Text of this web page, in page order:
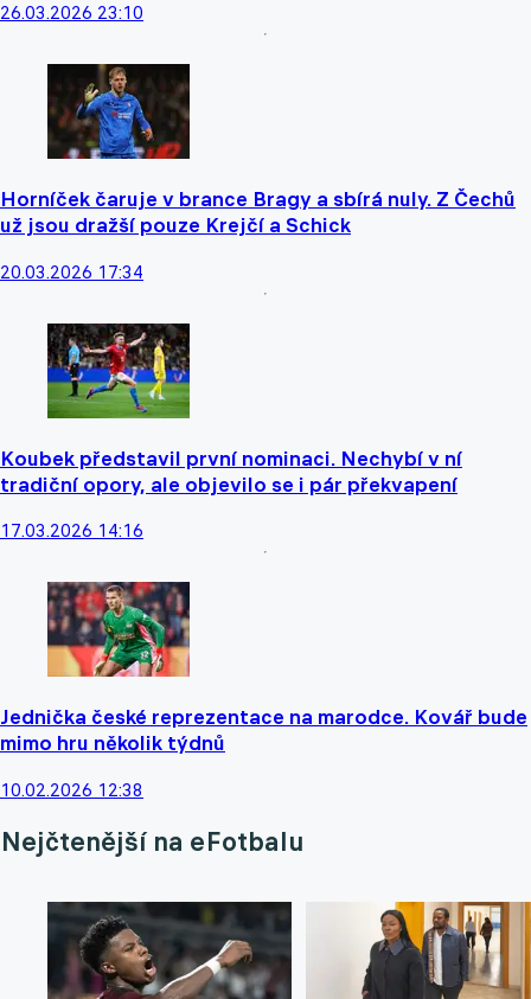
26.03.2026 23:10
Horníček čaruje v brance Bragy a sbírá nuly. Z Čechů
už jsou dražší pouze Krejčí a Schick
20.03.2026 17:34
Koubek představil první nominaci. Nechybí v ní
tradiční opory, ale objevilo se i pár překvapení
17.03.2026 14:16
Jednička české reprezentace na marodce. Kovář bude
mimo hru několik týdnů
10.02.2026 12:38
Nejčtenější na eFotbalu